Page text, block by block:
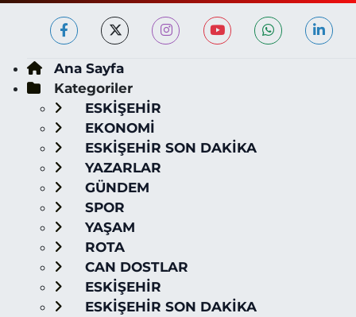
Ana Sayfa
Kategoriler
ESKİŞEHİR
EKONOMİ
ESKİŞEHİR SON DAKİKA
YAZARLAR
GÜNDEM
SPOR
YAŞAM
ROTA
CAN DOSTLAR
ESKİŞEHİR
ESKİŞEHİR SON DAKİKA